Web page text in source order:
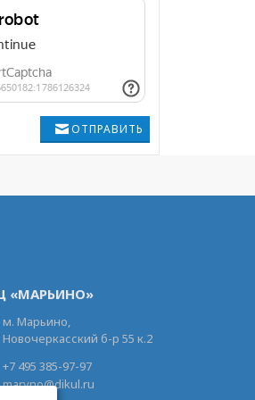
ОТПРАВИТЬ
«МАРЬИНО»
м. Марьино,
Новочеркасский б-р 55 к.2
+7 495 385-97-97
maryno@dikul.ru